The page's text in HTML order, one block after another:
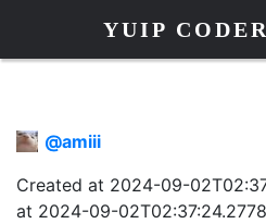
YUIP
@amiii
Created at 2024-09-
at 2024-09-